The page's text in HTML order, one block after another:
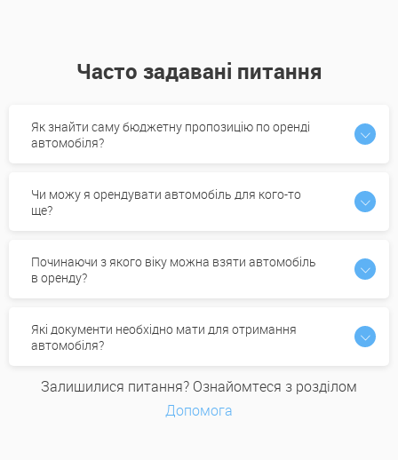
Часто задавані питання
Як знайти саму бюджетну пропозицію по оренді
автомобіля?
Чи можу я орендувати автомобіль для кого-то
ще?
Починаючи з якого віку можна взяти автомобіль
в оренду?
Які документи необхідно мати для отримання
автомобіля?
Залишилися питання? Ознайомтеся з розділом
Допомога